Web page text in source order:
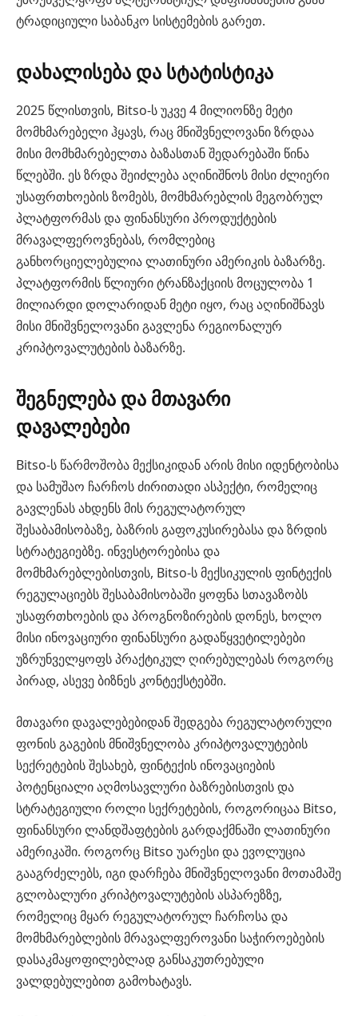
ტრადიციული საბანკო სისტემების გარეთ.
დახალისება და სტატისტიკა
2025 წლისთვის, Bitso-ს უკვე 4 მილიონზე მეტი
მომხმარებელი ჰყავს, რაც მნიშვნელოვანი ზრდაა
მისი მომხმარებელთა ბაზასთან შედარებაში წინა
წლებში. ეს ზრდა შეიძლება აღინიშნოს მისი ძლიერი
უსაფრთხოების ზომებს, მომხმარებლის მეგობრულ
პლატფორმას და ფინანსური პროდუქტების
მრავალფეროვნებას, რომლებიც
განხორციელებულია ლათინური ამერიკის ბაზარზე.
პლატფორმის წლიური ტრანზაქციის მოცულობა 1
მილიარდი დოლარიდან მეტი იყო, რაც აღინიშნავს
მისი მნიშვნელოვანი გავლენა რეგიონალურ
კრიპტოვალუტების ბაზარზე.
შეგნელება და მთავარი
დავალებები
Bitso-ს წარმოშობა მექსიკიდან არის მისი იდენტობისა
და სამუშაო ჩარჩოს ძირითადი ასპექტი, რომელიც
გავლენას ახდენს მის რეგულატორულ
შესაბამისობაზე, ბაზრის გაფოკუსირებასა და ზრდის
სტრატეგიებზე. ინვესტორებისა და
მომხმარებლებისთვის, Bitso-ს მექსიკულის ფინტექის
რეგულაციებს შესაბამისობაში ყოფნა სთავაზობს
უსაფრთხოების და პროგნოზირების დონეს, ხოლო
მისი ინოვაციური ფინანსური გადაწყვეტილებები
უზრუნველყოფს პრაქტიკულ ღირებულებას როგორც
პირად, ასევე ბიზნეს კონტექსტებში.
მთავარი დავალებებიდან შედგება რეგულატორული
ფონის გაგების მნიშვნელობა კრიპტოვალუტების
სექრეტების შესახებ, ფინტექის ინოვაციების
პოტენციალი აღმოსავლური ბაზრებისთვის და
სტრატეგიული როლი სექრეტების, როგორიცაა Bitso,
ფინანსური ლანდშაფტების გარდაქმნაში ლათინური
ამერიკაში. როგორც Bitso უარესი და ევოლუცია
გააგრძელებს, იგი დარჩება მნიშვნელოვანი მოთამაშე
გლობალური კრიპტოვალუტების ასპარეზზე,
რომელიც მყარ რეგულატორულ ჩარჩოსა და
მომხმარებლების მრავალფეროვანი საჭიროებების
დასაკმაყოფილებლად განსაკუთრებული
ვალდებულებით გამოხატავს.